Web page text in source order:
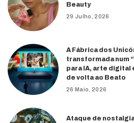
Beauty
29 Julho, 2026
A Fábrica dos
transformada num
para IA, arte digital
de volta ao Beato
26 Maio, 2026
Ataque de